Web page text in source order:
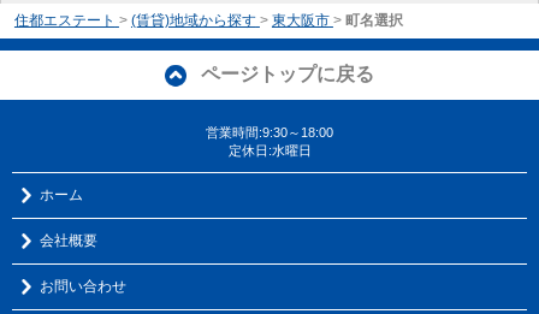
住都エステート > (賃貸)地域から探す > 東大阪市 > 町名選択
ページトップに戻る
営業時間:9:30～18:00
定休日:水曜日
ホーム
会社概要
お問い合わせ